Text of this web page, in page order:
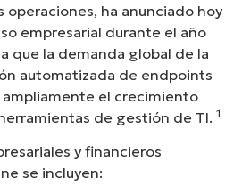
operaciones, ha anunciado hoy
empresarial durante el año
que la demanda global de la
automatizada de endpoints
el crecimiento
de gestión de TI. 1
y financieros
se incluyen: